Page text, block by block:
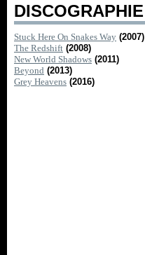
DISCOGRAPHIE
Stuck Here On Snakes Way (2007)
The Redshift (2008)
New World Shadows (2011)
Beyond (2013)
Grey Heavens (2016)